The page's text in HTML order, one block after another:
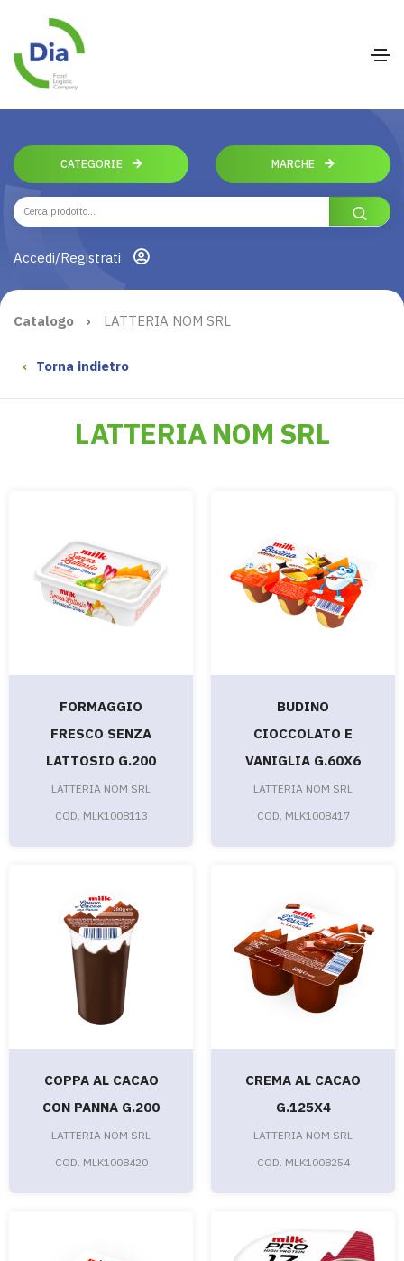
CATEGORIE MARCHE
Accedi/Registrati
Catalogo › LATTERIA NOM SRL
‹ Torna indietro
LATTERIA NOM SRL
FORMAGGIO
FRESCO SENZA
LATTOSIO G.200
LATTERIA NOM SRL
COD. MLK1008113
BUDINO
CIOCCOLATO E
VANIGLIA G.60X6
LATTERIA NOM SRL
COD. MLK1008417
COPPA AL CACAO
CON PANNA G.200
LATTERIA NOM SRL
COD. MLK1008420
CREMA AL CACAO
G.125X4
LATTERIA NOM SRL
COD. MLK1008254